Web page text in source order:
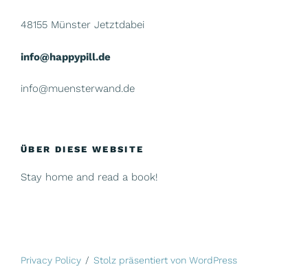
48155 Münster Jetztdabei
info@happypill.de
info@muensterwand.de
ÜBER DIESE WEBSITE
Stay home and read a book!
Privacy Policy Stolz präsentiert von WordPress